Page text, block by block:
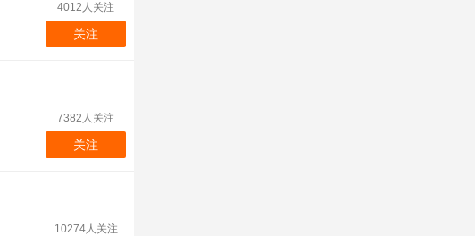
4012人关注
关注
7382人关注
关注
10274人关注